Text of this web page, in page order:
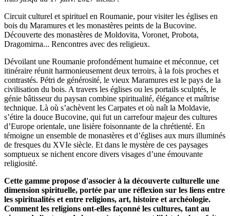
Circuit culturel et spirituel en Roumanie, pour visiter les églises en
bois du Maramures et les monastères peints de la Bucovine.
Découverte des monastères de Moldovita, Voronet, Probota,
Dragomirna... Rencontres avec des religieux.
Dévoilant une Roumanie profondément humaine et méconnue, cet
itinéraire réunit harmonieusement deux terroirs, à la fois proches et
contrastés. Pétri de générosité, le vieux Maramures est le pays de la
civilisation du bois. A travers les églises ou les portails sculptés, le
génie bâtisseur du paysan combine spiritualité, élégance et maîtrise
technique. Là où s’achèvent les Carpates et où naît la Moldavie,
s’étire la douce Bucovine, qui fut un carrefour majeur des cultures
d’Europe orientale, une lisière foisonnante de la chrétienté. En
témoigne un ensemble de monastères et d’églises aux murs illuminés
de fresques du XVIe siècle. Et dans le mystère de ces paysages
somptueux se nichent encore divers visages d’une émouvante
religiosité.
Cette gamme propose d'associer à la découverte culturelle une
dimension spirituelle, portée par une réflexion sur les liens entre
les spiritualités et entre religions, art, histoire et archéologie.
Comment les religions ont-elles façonné les cultures, tant au